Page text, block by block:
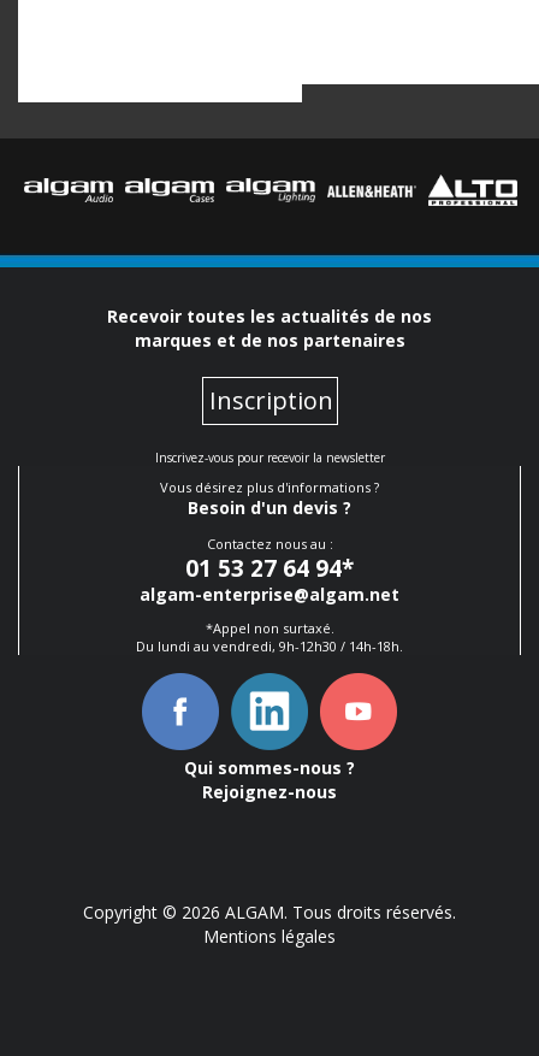
Recevoir toutes les actualités de nos
marques et de nos partenaires
Inscription
Inscrivez-vous pour recevoir la newsletter
Vous désirez plus d'informations ?
Besoin d'un devis ?
Contactez nous au :
01 53 27 64 94*
algam-enterprise@algam.net
*Appel non surtaxé.
Du lundi au vendredi, 9h-12h30 / 14h-18h.
Qui sommes-nous ?
Rejoignez-nous
Copyright © 2026 ALGAM. Tous droits réservés.
Mentions légales